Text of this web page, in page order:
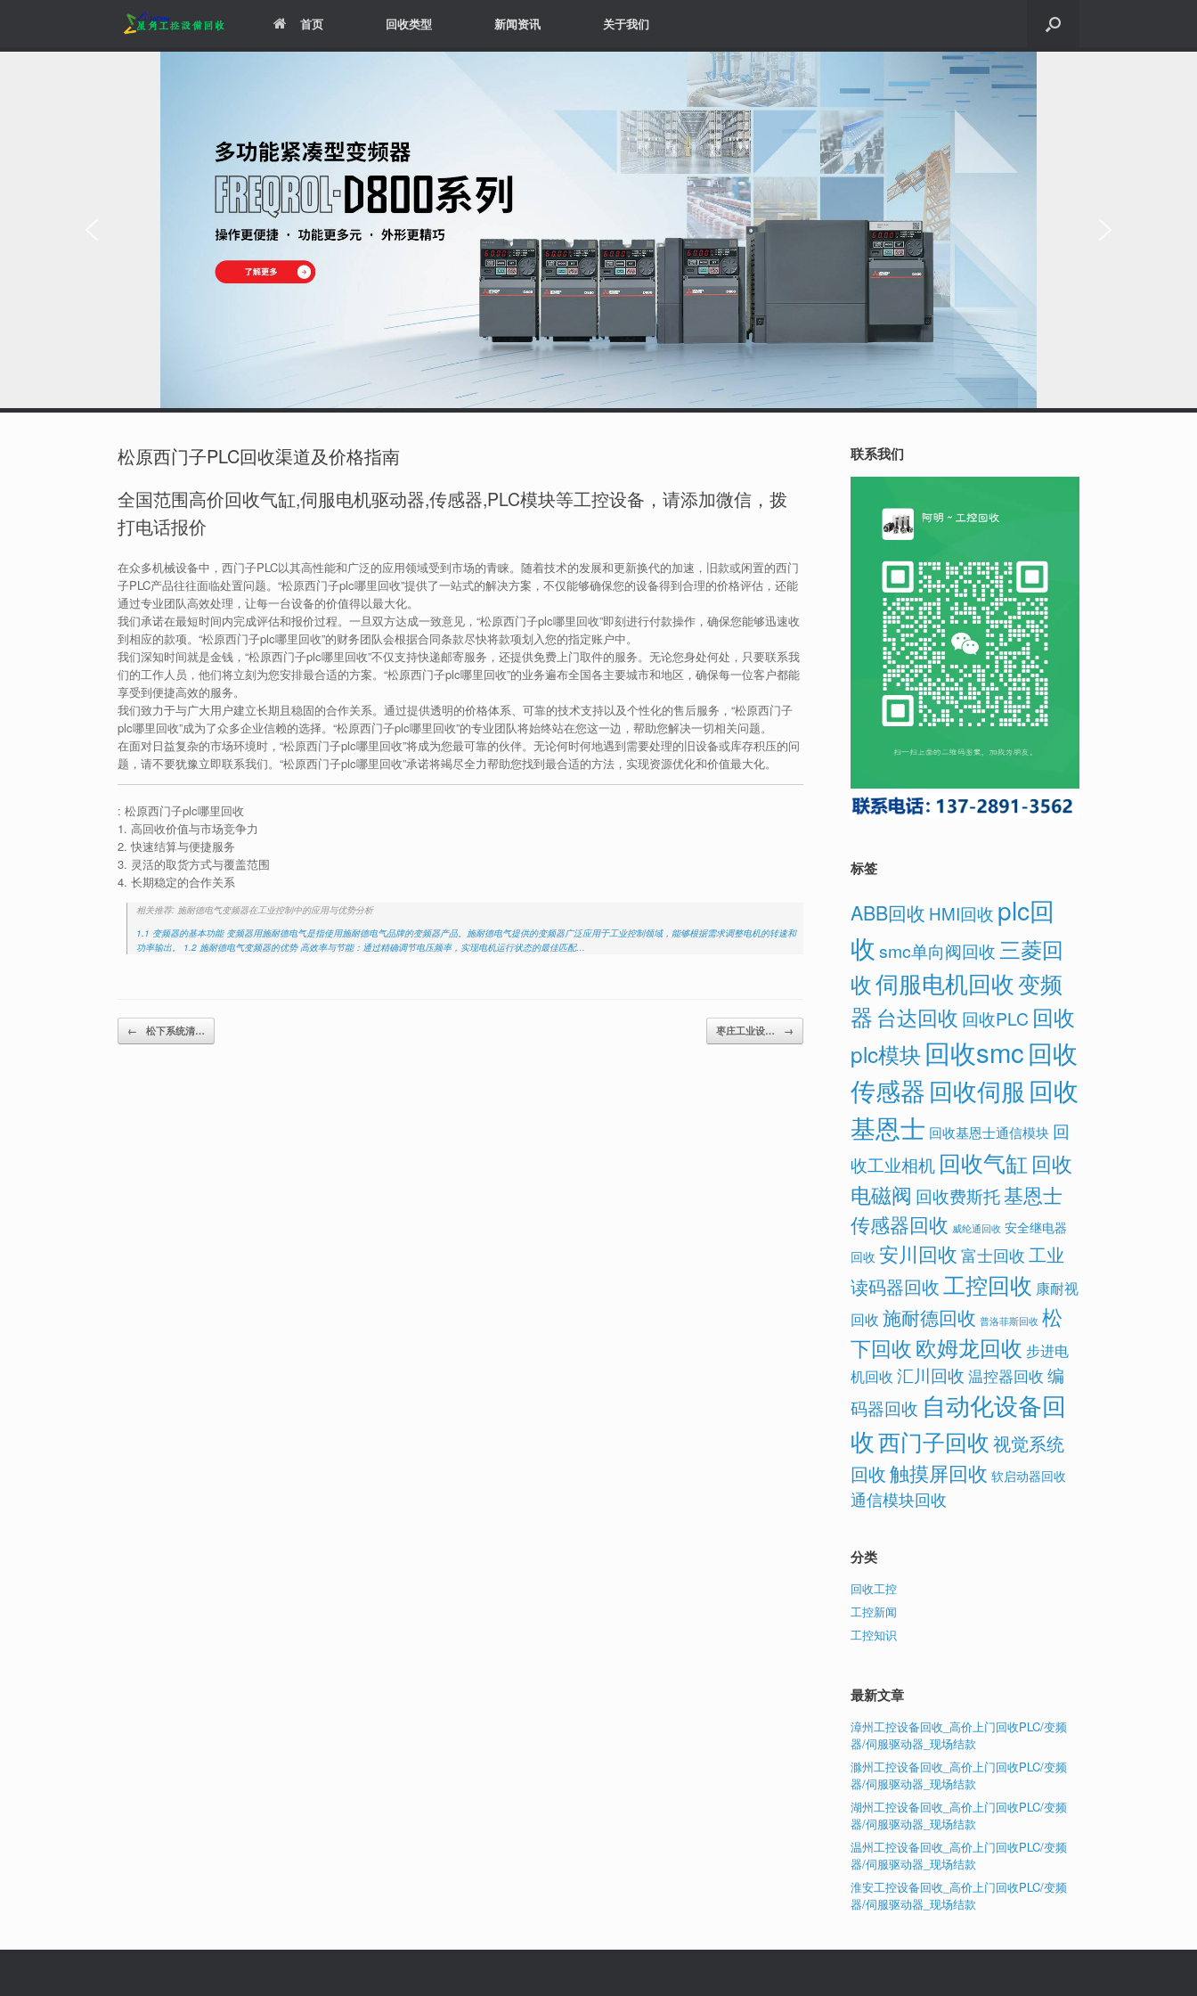
首页 回收类型 新闻资讯 关于我们
松原西门子PLC回收渠道及价格指南
全国范围高价回收气缸,伺服电机驱动器,传感器,PLC模块等工控设备，请添加微信，拨
打电话报价
在众多机械设备中，西门子PLC以其高性能和广泛的应用领域受到市场的青睐。随着技术的发展和更新换代的加速，旧款或闲置的西门
子PLC产品往往面临处置问题。“松原西门子plc哪里回收”提供了一站式的解决方案，不仅能够确保您的设备得到合理的价格评估，还能
通过专业团队高效处理，让每一台设备的价值得以最大化。
我们承诺在最短时间内完成评估和报价过程。一旦双方达成一致意见，“松原西门子plc哪里回收”即刻进行付款操作，确保您能够迅速收
到相应的款项。“松原西门子plc哪里回收”的财务团队会根据合同条款尽快将款项划入您的指定账户中。
我们深知时间就是金钱，“松原西门子plc哪里回收”不仅支持快递邮寄服务，还提供免费上门取件的服务。无论您身处何处，只要联系我
们的工作人员，他们将立刻为您安排最合适的方案。“松原西门子plc哪里回收”的业务遍布全国各主要城市和地区，确保每一位客户都能
享受到便捷高效的服务。
我们致力于与广大用户建立长期且稳固的合作关系。通过提供透明的价格体系、可靠的技术支持以及个性化的售后服务，“松原西门子
plc哪里回收”成为了众多企业信赖的选择。“松原西门子plc哪里回收”的专业团队将始终站在您这一边，帮助您解决一切相关问题。
在面对日益复杂的市场环境时，“松原西门子plc哪里回收”将成为您最可靠的伙伴。无论何时何地遇到需要处理的旧设备或库存积压的问
题，请不要犹豫立即联系我们。“松原西门子plc哪里回收”承诺将竭尽全力帮助您找到最合适的方法，实现资源优化和价值最大化。
: 松原西门子plc哪里回收
1. 高回收价值与市场竞争力
2. 快速结算与便捷服务
3. 灵活的取货方式与覆盖范围
4. 长期稳定的合作关系
相关推荐: 施耐德电气变频器在工业控制中的应用与优势分析
1.1 变频器的基本功能 变频器用施耐德电气是指使用施耐德电气品牌的变频器产品。施耐德电气提供的变频器广泛应用于工业控制领域，能够根据需求调整电机的转速和
功率输出。 1.2 施耐德电气变频器的优势 高效率与节能：通过精确调节电压频率，实现电机运行状态的最佳匹配…
Post navigation
← 松下系统清… 枣庄工业设… →
联系我们
标签
ABB回收 HMI回收 plc回
收 smc单向阀回收三菱回
收伺服电机回收变频
器 台达回收 回收PLC 回收
plc模块 回收smc回收
传感器回收伺服 回收
基恩士 回收基恩士通信模块 回
收工业相机 回收气缸 回收
电磁阀 回收费斯托基恩士
传感器回收 威纶通回收 安全继电器
回收 安川回收 富士回收 工业
读码器回收工控回收 康耐视
回收 施耐德回收 普洛菲斯回收 松
下回收欧姆龙回收 步进电
机回收 汇川回收 温控器回收 编
码器回收 自动化设备回
收西门子回收视觉系统
回收触摸屏回收 软启动器回收
通信模块回收
分类
回收工控
工控新闻
工控知识
最新文章
漳州工控设备回收_高价上门回收PLC/变频
器/伺服驱动器_现场结款
滁州工控设备回收_高价上门回收PLC/变频
器/伺服驱动器_现场结款
湖州工控设备回收_高价上门回收PLC/变频
器/伺服驱动器_现场结款
温州工控设备回收_高价上门回收PLC/变频
器/伺服驱动器_现场结款
淮安工控设备回收_高价上门回收PLC/变频
器/伺服驱动器_现场结款